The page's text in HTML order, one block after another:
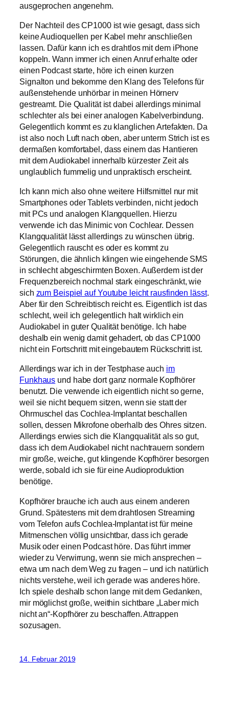
ausgeprochen angenehm.
Der Nachteil des CP1000 ist wie gesagt, dass sich
keine Audioquellen per Kabel mehr anschließen
lassen. Dafür kann ich es drahtlos mit dem iPhone
koppeln. Wann immer ich einen Anruf erhalte oder
einen Podcast starte, höre ich einen kurzen
Signalton und bekomme den Klang des Telefons für
außenstehende unhörbar in meinen Hörnerv
gestreamt. Die Qualität ist dabei allerdings minimal
schlechter als bei einer analogen Kabelverbindung.
Gelegentlich kommt es zu klanglichen Artefakten. Da
ist also noch Luft nach oben, aber unterm Strich ist es
dermaßen komfortabel, dass einem das Hantieren
mit dem Audiokabel innerhalb kürzester Zeit als
unglaublich fummelig und unpraktisch erscheint.
Ich kann mich also ohne weitere Hilfsmittel nur mit
Smartphones oder Tablets verbinden, nicht jedoch
mit PCs und analogen Klangquellen. Hierzu
verwende ich das Minimic von Cochlear. Dessen
Klangqualität lässt allerdings zu wünschen übrig.
Gelegentlich rauscht es oder es kommt zu
Störungen, die ähnlich klingen wie eingehende SMS
in schlecht abgeschirmten Boxen. Außerdem ist der
Frequenzbereich nochmal stark eingeschränkt, wie
sich zum Beispiel auf Youtube leicht rausfinden lässt.
Aber für den Schreibtisch reicht es. Eigentlich ist das
schlecht, weil ich gelegentlich halt wirklich ein
Audiokabel in guter Qualität benötige. Ich habe
deshalb ein wenig damit gehadert, ob das CP1000
nicht ein Fortschritt mit eingebautem Rückschritt ist.
Allerdings war ich in der Testphase auch im
Funkhaus und habe dort ganz normale Kopfhörer
benutzt. Die verwende ich eigentlich nicht so gerne,
weil sie nicht bequem sitzen, wenn sie statt der
Ohrmuschel das Cochlea-Implantat beschallen
sollen, dessen Mikrofone oberhalb des Ohres sitzen.
Allerdings erwies sich die Klangqualität als so gut,
dass ich dem Audiokabel nicht nachtrauern sondern
mir große, weiche, gut klingende Kopfhörer besorgen
werde, sobald ich sie für eine Audioproduktion
benötige.
Kopfhörer brauche ich auch aus einem anderen
Grund. Spätestens mit dem drahtlosen Streaming
vom Telefon aufs Cochlea-Implantat ist für meine
Mitmenschen völlig unsichtbar, dass ich gerade
Musik oder einen Podcast höre. Das führt immer
wieder zu Verwirrung, wenn sie mich ansprechen –
etwa um nach dem Weg zu fragen – und ich natürlich
nichts verstehe, weil ich gerade was anderes höre.
Ich spiele deshalb schon lange mit dem Gedanken,
mir möglichst große, weithin sichtbare „Laber mich
nicht an“-Kopfhörer zu beschaffen. Attrappen
sozusagen.
14. Februar 2019